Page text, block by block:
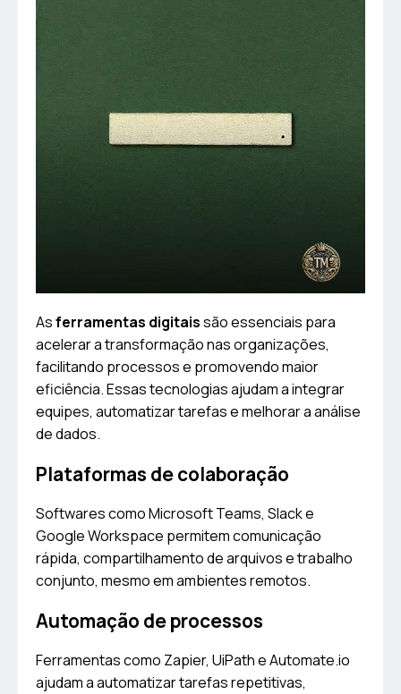
Asferramentas digitaissão essenciais para
acelerar a transformação nas organizações,
facilitando processos e promovendo maior
eficiência. Essas tecnologias ajudam a integrar
equipes, automatizar tarefas e melhorar a análise
de dados.
Plataformas de colaboração
Softwares como Microsoft Teams, Slack e
Google Workspace permitem comunicação
rápida, compartilhamento de arquivos e trabalho
conjunto, mesmo em ambientes remotos.
Automação de processos
Ferramentas como Zapier, UiPath e Automate.io
ajudam a automatizar tarefas repetitivas,